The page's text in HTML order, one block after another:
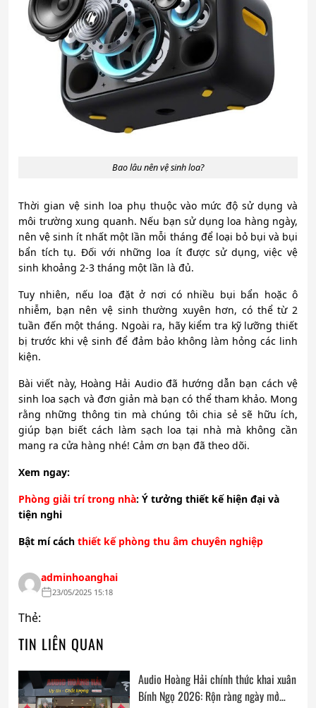
Bao lâu nên vệ sinh loa?
Thời gian vệ sinh loa phụ thuộc vào mức độ sử dụng và
môi trường xung quanh. Nếu bạn sử dụng loa hàng ngày,
nên vệ sinh ít nhất một lần mỗi tháng để loại bỏ bụi và bụi
bẩn tích tụ. Đối với những loa ít được sử dụng, việc vệ
sinh khoảng 2-3 tháng một lần là đủ.
Tuy nhiên, nếu loa đặt ở nơi có nhiều bụi bẩn hoặc ô
nhiễm, bạn nên vệ sinh thường xuyên hơn, có thể từ 2
tuần đến một tháng. Ngoài ra, hãy kiểm tra kỹ lưỡng thiết
bị trước khi vệ sinh để đảm bảo không làm hỏng các linh
kiện.
Bài viết này, Hoàng Hải Audio đã hướng dẫn bạn cách vệ
sinh loa sạch và đơn giản mà bạn có thể tham khảo. Mong
rằng những thông tin mà chúng tôi chia sẻ sẽ hữu ích,
giúp bạn biết cách làm sạch loa tại nhà mà không cần
mang ra cửa hàng nhé! Cảm ơn bạn đã theo dõi.
Xem ngay:
Phòng giải trí trong nhà: Ý tưởng thiết kế hiện đại và
tiện nghi
Bật mí cách thiết kế phòng thu âm chuyên nghiệp
adminhoanghai
23/05/2025 15:18
Thẻ:
TIN LIÊN QUAN
Audio Hoàng Hải chính thức khai xuân
Bính Ngọ 2026: Rộn ràng ngày mở